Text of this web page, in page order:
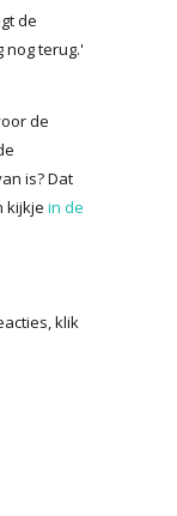
de
nog terug.'
de
is? Dat
kijkje in de
klik